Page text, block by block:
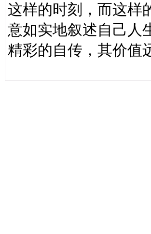
这样的时刻，而这样
意如实地叙述自己人
精彩的自传，其价值